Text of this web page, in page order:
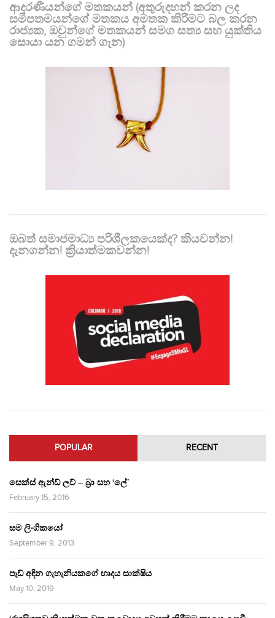
ආදරණීයන්ගේ මතකයන් (අතුරුදහන් කරන ලද
සමීපතමයන්ගේ මතකය අමතක කිරීමට බල කරන
රාජ්‍යක, ඔවුන්ගේ මතකයන් සමග සත්‍ය සහ යුක්තිය
සොයා යන ගමන් ගැන)
ඔබත් සමාජමාධ්‍ය පරිශීලකයෙක්ද? කියවන්න!
දැනගන්න! ක්‍රියාත්මකවන්න!
POPULAR RECENT
සෙක්ස් ඇන්ඩ් ලව් – බ්‍රා සහ ‘ලේ’
February 15, 2016
සම ලිංගිකයෝ
September 9, 2013
පෑඩ් අඳින ගැහැනියකගේ හෘදය සාක්ෂිය
May 10, 2019